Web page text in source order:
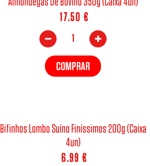
17.50 €
COMPRAR
Bifinhos Lombo Suíno Finíssimos 200g (Caixa
4un)
6.99 €